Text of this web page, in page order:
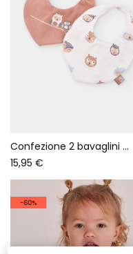
Confezione 2 bavaglini neonato stampa gufi color tostato
15,95 €
-60%